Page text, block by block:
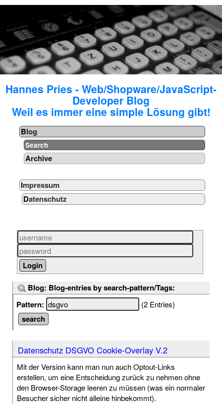
Hannes Pries - Web/Shopware/JavaScript-
Developer Blog
Weil es immer eine simple Lösung gibt!
Blog
Search
Archive
Impressum
Datenschutz
Blog: Blog-entries by search-pattern/Tags:
Pattern:
(2 Entries)
Datenschutz DSGVO Cookie-Overlay V.2
Mit der Version kann man nun auch Optout-Links
erstellen, um eine Entscheidung zurück zu nehmen ohne
den Browser-Storage leeren zu müssen (was ein normaler
Besucher sicher nicht alleine hinbekommt).